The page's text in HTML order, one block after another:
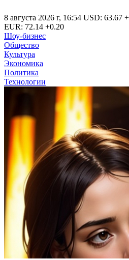
8 августа 2026 г, 16:54 USD: 63.67
EUR: 72.14 +0.20
Шоу-бизнес
Общество
Культура
Экономика
Политика
Технологии